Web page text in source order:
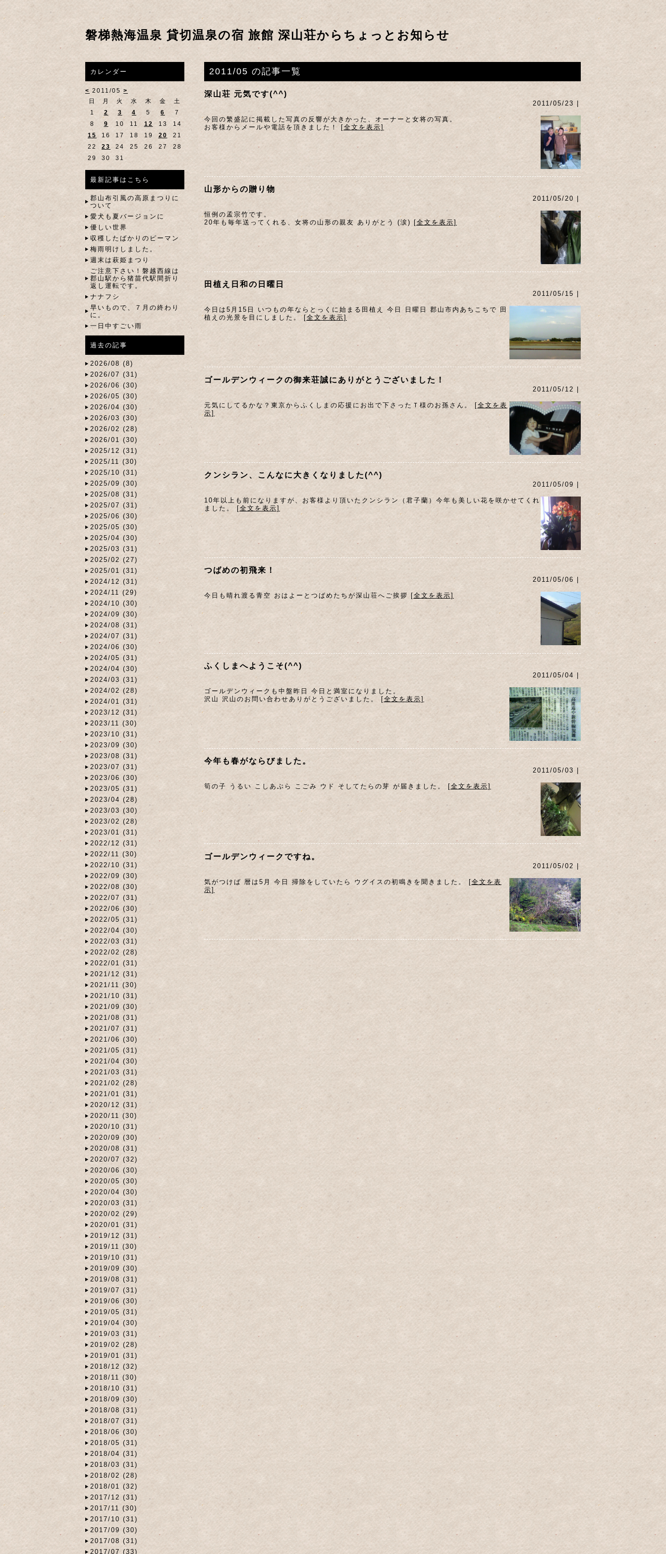
磐梯熱海温泉 貸切温泉の宿 旅館 深山荘からちょっとお知らせ
2011/05 の記事一覧
深山荘 元気です(^^)
2011/05/23 |
今回の繁盛記に掲載した写真の反響が大きかった、オーナーと女将の写真。
お客様からメールや電話を頂きました！ [全文を表示]
山形からの贈り物
2011/05/20 |
恒例の孟宗竹です。
20年も毎年送ってくれる、女将の山形の親友 ありがとう (涙)
[全文を表示]
田植え日和の日曜日
2011/05/15 |
今日は5月15日 いつもの年ならとっくに始まる田植え 今日 日曜日 郡山市内あちこちで 田
植えの光景を目にしました。 [全文を表示]
ゴールデンウィークの御来荘誠にありがとうございました！
2011/05/12 |
元気にしてるかな？東京からふくしまの応援にお出で下さったＴ様のお孫さん。 [全文を表
示]
クンシラン、こんなに大きくなりました(^^)
2011/05/09 |
10年以上も前になりますが、お客様より頂いたクンシラン（君子蘭）今年も美しい花を咲かせてくれ
ました。
[全文を表示]
つばめの初飛来！
2011/05/06 |
今日も晴れ渡る青空 おはよーとつばめたちが深山荘へご挨拶 [全文を表示]
ふくしまへようこそ(^^)
2011/05/04 |
ゴールデンウィークも中盤昨日 今日と満室になりました。
沢山 沢山のお問い合わせありがとうございました。
[全文を表示]
今年も春がならびました。
2011/05/03 |
筍の子 うるい こしあぶら こごみ ウド そしてたらの芽 が届きました。 [全文を表示]
ゴールデンウィークですね。
2011/05/02 |
気がつけば 暦は5月 今日 掃除をしていたら ウグイスの初鳴きを聞きました。 [全文を表
示]
カレンダー
< 2011/05 >
日
月 火 水 木 金
土
1
2 3 4 5 6
7
8
9 10 11 12 13
14
15
16 17 18 19 20
21
22
23 24 25 26 27
28
29
30 31
最新記事はこちら
郡山布引風の高原まつりに
ついて
愛犬も夏バージョンに
優しい世界
収穫したばかりのピーマン
梅雨明けしました。
週末は萩姫まつり
ご注意下さい！磐越西線は
郡山駅から猪苗代駅間折り
返し運転です。
ナナフシ
早いもので、７月の終わり
に。
一日中すごい雨
過去の記事
2026/08 (8)
2026/07 (31)
2026/06 (30)
2026/05 (30)
2026/04 (30)
2026/03 (30)
2026/02 (28)
2026/01 (30)
2025/12 (31)
2025/11 (30)
2025/10 (31)
2025/09 (30)
2025/08 (31)
2025/07 (31)
2025/06 (30)
2025/05 (30)
2025/04 (30)
2025/03 (31)
2025/02 (27)
2025/01 (31)
2024/12 (31)
2024/11 (29)
2024/10 (30)
2024/09 (30)
2024/08 (31)
2024/07 (31)
2024/06 (30)
2024/05 (31)
2024/04 (30)
2024/03 (31)
2024/02 (28)
2024/01 (31)
2023/12 (31)
2023/11 (30)
2023/10 (31)
2023/09 (30)
2023/08 (31)
2023/07 (31)
2023/06 (30)
2023/05 (31)
2023/04 (28)
2023/03 (30)
2023/02 (28)
2023/01 (31)
2022/12 (31)
2022/11 (30)
2022/10 (31)
2022/09 (30)
2022/08 (30)
2022/07 (31)
2022/06 (30)
2022/05 (31)
2022/04 (30)
2022/03 (31)
2022/02 (28)
2022/01 (31)
2021/12 (31)
2021/11 (30)
2021/10 (31)
2021/09 (30)
2021/08 (31)
2021/07 (31)
2021/06 (30)
2021/05 (31)
2021/04 (30)
2021/03 (31)
2021/02 (28)
2021/01 (31)
2020/12 (31)
2020/11 (30)
2020/10 (31)
2020/09 (30)
2020/08 (31)
2020/07 (32)
2020/06 (30)
2020/05 (30)
2020/04 (30)
2020/03 (31)
2020/02 (29)
2020/01 (31)
2019/12 (31)
2019/11 (30)
2019/10 (31)
2019/09 (30)
2019/08 (31)
2019/07 (31)
2019/06 (30)
2019/05 (31)
2019/04 (30)
2019/03 (31)
2019/02 (28)
2019/01 (31)
2018/12 (32)
2018/11 (30)
2018/10 (31)
2018/09 (30)
2018/08 (31)
2018/07 (31)
2018/06 (30)
2018/05 (31)
2018/04 (31)
2018/03 (31)
2018/02 (28)
2018/01 (32)
2017/12 (31)
2017/11 (30)
2017/10 (31)
2017/09 (30)
2017/08 (31)
2017/07 (33)